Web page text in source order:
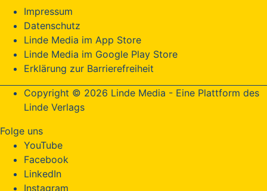
Impressum
Datenschutz
Linde Media im App Store
Linde Media im Google Play Store
Erklärung zur Barrierefreiheit
Copyright © 2026 Linde Media - Eine Plattform des
Linde Verlags
Folge uns
YouTube
Facebook
LinkedIn
Instagram